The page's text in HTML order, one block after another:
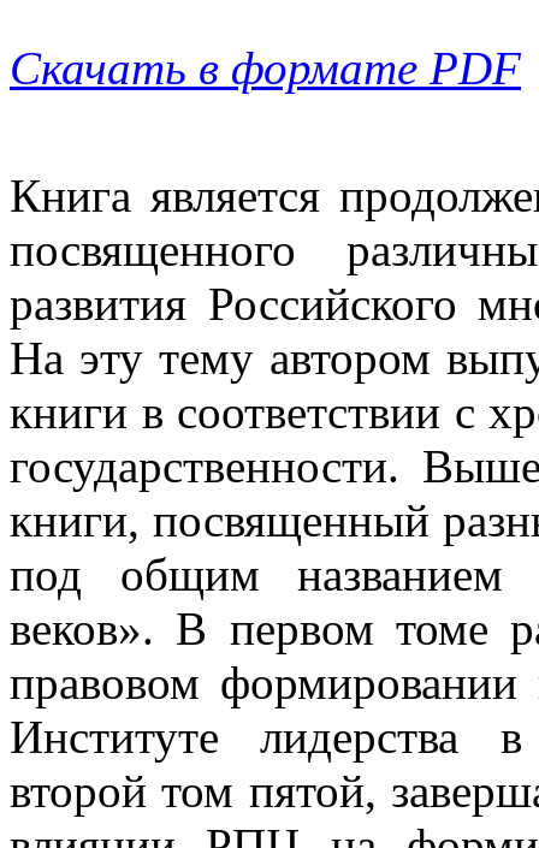
Скачать в формате PDF
Книга является
посвященного
развития Российского
На эту тему автором
книги в соответствии с
государственности.
книги, посвященный
под общим названием
веков». В первом томе
правовом формировании
Институте лидерства
второй том пятой,